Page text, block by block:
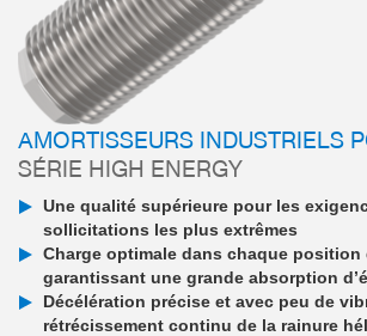
AMORTISSEURS INDUSTRIELS
SÉRIE HIGH ENERGY
Une qualité supérieure pour les
sollicitations les plus extrêmes
Charge optimale dans chaque
garantissant une grande absorption
Décélération précise et avec peu de
rétrécissement continu de la rainure